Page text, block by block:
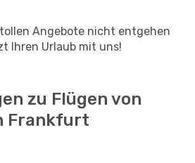
Angebote nicht entgehen
Ihren Urlaub mit uns!
zu Flügen von
Frankfurt